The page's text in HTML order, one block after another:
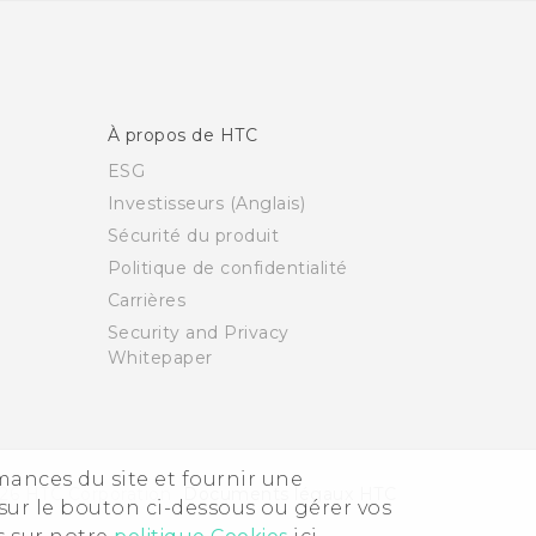
du site et fournir une
le bouton ci-dessous ou gérer vos
À propos de HTC
ESG
Investisseurs (Anglais)
Sécurité du produit
Politique de confidentialité
Carrières
Security and Privacy
Whitepaper
HTC Corporation Documents légaux HTC